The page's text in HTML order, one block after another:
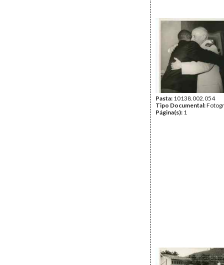
Pasta: 10138.002.054
Tipo Documental:
Página(s): 1